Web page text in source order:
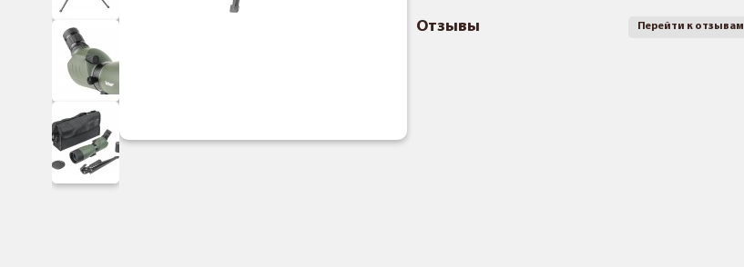
Отзывы Перейти к отзывам